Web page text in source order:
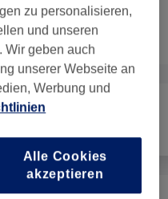
hast?
zu personalisieren,
und unseren
Wir geben auch
unserer Webseite an
Werbung und
Alle Cookies
akzeptieren